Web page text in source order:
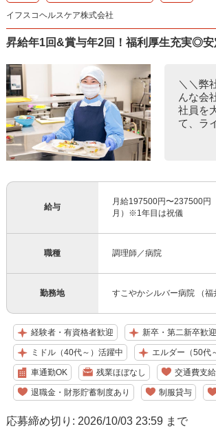
イフスコヘルスケア株式会社
昇給年1回&賞与年2回！福利厚生充実◎安
＼＼弊
んな会
社員を
て、ラ
給与
月給197500円〜237500
月）※1年目は祝儀
職種 調理師／病院
勤務地 すこやかシルバー病院 （福
経験者・有資格者歓迎 新卒・第二新卒歓迎
ミドル（40代～）活躍中 エルダー（50代
車通勤OK 残業ほぼなし 交通費支給
退職金・財形貯蓄制度あり 制服貸与
応募締め切り: 2026/10/03 23:59 まで